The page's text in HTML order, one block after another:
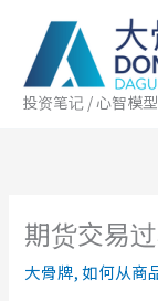
投资笔记 / 心智模
期货交易
大骨牌,如何从商